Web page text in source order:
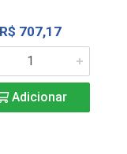
R$ 707,17
Adicionar